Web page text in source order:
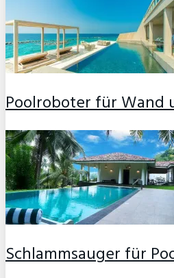
Poolroboter für Wand
Schlammsauger für